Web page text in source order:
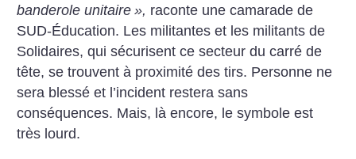
banderole unitaire », raconte une camarade de
SUD-Éducation. Les militantes et les militants de
Solidaires, qui sécurisent ce secteur du carré de
tête, se trouvent à proximité des tirs. Personne ne
sera blessé et l’incident restera sans
conséquences. Mais, là encore, le symbole est
très lourd.